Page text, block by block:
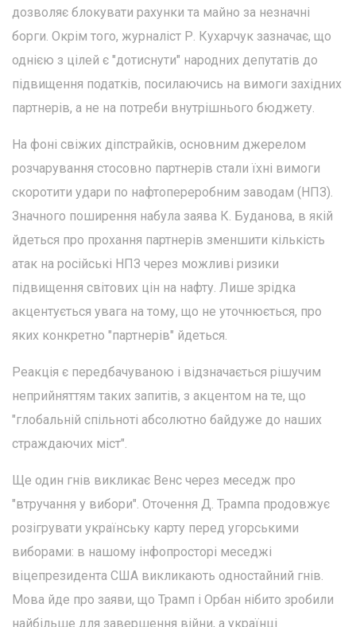
дозволяє блокувати рахунки та майно за незначні
борги. Окрім того, журналіст Р. Кухарчук зазначає, що
однією з цілей є "дотиснути" народних депутатів до
підвищення податків, посилаючись на вимоги західних
партнерів, а не на потреби внутрішнього бюджету.
На фоні свіжих діпстрайків, основним джерелом
розчарування стосовно партнерів стали їхні вимоги
скоротити удари по нафтопереробним заводам (НПЗ).
Значного поширення набула заява К. Буданова, в якій
йдеться про прохання партнерів зменшити кількість
атак на російські НПЗ через можливі ризики
підвищення світових цін на нафту. Лише зрідка
акцентується увага на тому, що не уточнюється, про
яких конкретно "партнерів" йдеться.
Реакція є передбачуваною і відзначається рішучим
неприйняттям таких запитів, з акцентом на те, що
"глобальній спільноті абсолютно байдуже до наших
страждаючих міст".
Ще один гнів викликає Венс через меседж про
"втручання у вибори". Оточення Д. Трампа продовжує
розігрувати українську карту перед угорськими
виборами: в нашому інфопросторі меседжі
віцепрезидента США викликають одностайний гнів.
Мова йде про заяви, що Трамп і Орбан нібито зробили
найбільше для завершення війни, а українці